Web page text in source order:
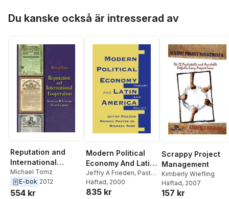
Du kanske också är intresserad av
Reputation and
International
Cooperation
Michael Tomz
E-bok 2012
554 kr
Modern Political
Economy And Latin
America
Jeffry A Frieden, Pastor
Manuel ,Michael Tomz
Häftad, 2000
835 kr
Scrappy Project
Management
Kimberly Wiefling
Häftad, 2007
157 kr